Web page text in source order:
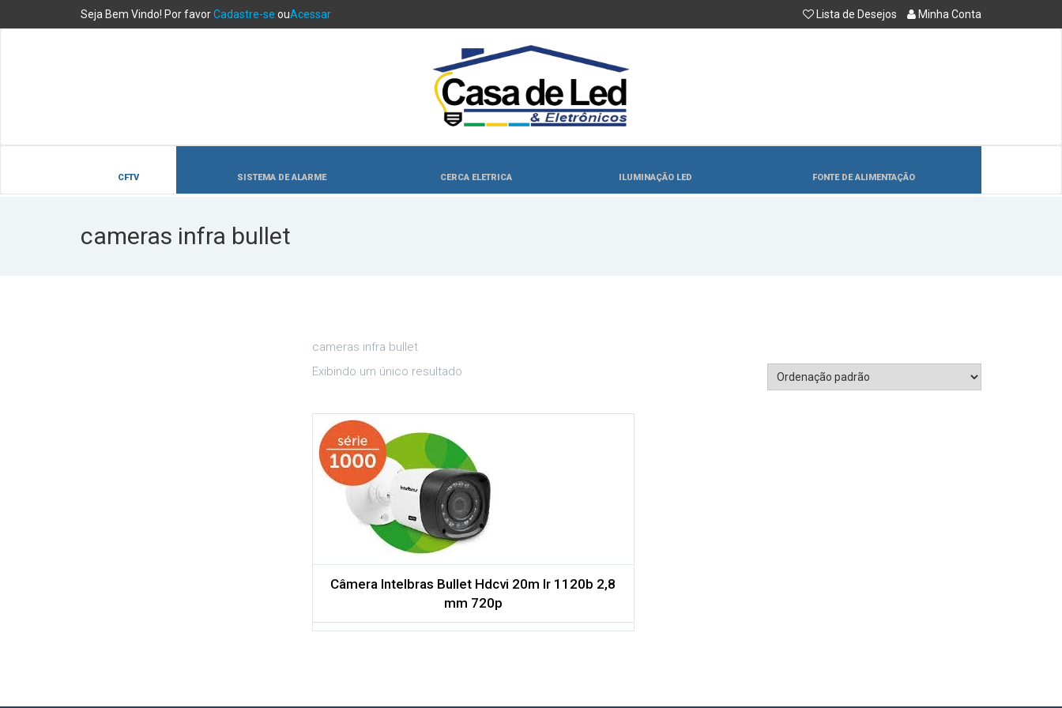
Seja Bem Vindo! Por favorCadastre-se ouAcessar Lista de Desejos Minha Conta
CFTV SISTEMA DE ALARME CERCA ELETRICA ILUMINAÇÃO LED FONTE DE ALIMENTAÇÃO
cameras infra bullet
cameras infra bullet
Exibindo um único resultado
Câmera Intelbras Bullet Hdcvi 20m Ir 1120b 2,8
mm 720p